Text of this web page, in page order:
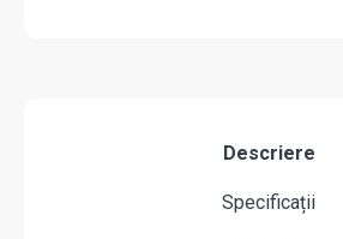
Descriere
Specificații